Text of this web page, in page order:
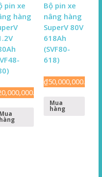
Bộ pin xe
nâng hàng
SuperV 80V
618Ah
(SVF80-
618)
₫50,000,000.00
Mua
hàng
pin xe
hàng
Mua
hàng